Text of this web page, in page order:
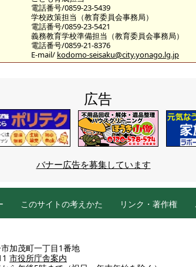
電話番号/0859-23-5439
学校政策担当（教育委員会事務局）
電話番号/0859-23-5421
義務教育学校準備担当（教育委員会事務局）
電話番号/0859-21-8376
E-mail/ kodomo-seisaku@city.yonago.lg.jp
広告
バナー広告を募集しています
このサイトの考えかた リンク・著作権
加茂町一丁目1番地
市役所庁舎案内